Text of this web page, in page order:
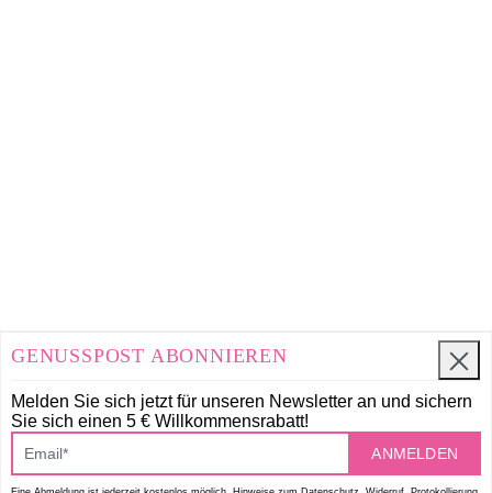
GENUSSPOST ABONNIEREN
Melden Sie sich jetzt für unseren Newsletter an und sichern
Sie sich einen 5 € Willkommensrabatt!
ANMELDEN